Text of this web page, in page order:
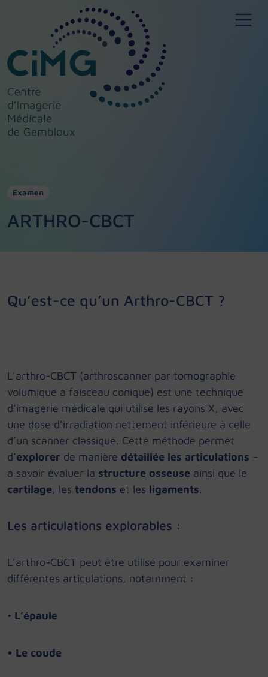
Examen
ARTHRO-CBCT
Qu’est-ce qu’un Arthro-CBCT ?
L’arthro-CBCT (arthroscanner par tomographie
volumique à faisceau conique) est une technique
d’imagerie médicale qui utilise les rayons X, avec
une dose d’irradiation nettement inférieure à celle
d’un scanner classique. Cette méthode permet
d’explorer de manière détaillée les articulations –
à savoir évaluer la structure osseuse ainsi que le
cartilage, les tendons et les ligaments.
Les articulations explorables :
L’arthro-CBCT peut être utilisé pour examiner
différentes articulations, notamment :
• L’épaule
• Le coude